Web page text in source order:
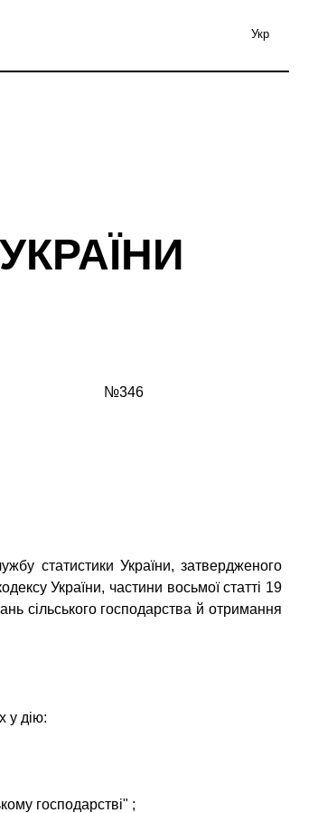
Укр
№346
статистики України, затвердженого
України, частини восьмої статті 19
сільського господарства й отримання
у дію:
господарстві" ;